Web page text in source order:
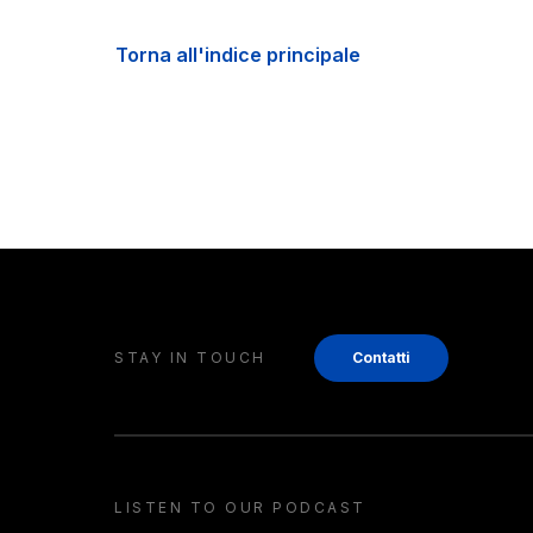
Torna all'indice principale
STAY IN TOUCH Contatti
LISTEN TO OUR PODCAST